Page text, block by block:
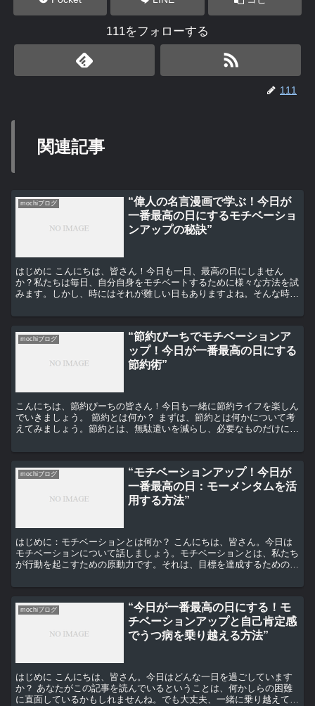
111をフォローする
111
関連記事
mochiブログ
“偉人の名言漫画で学ぶ！今日が
一番最高の日にするモチベーショ
ンアップの秘訣”
はじめに こんにちは、皆さん！今日も一日、最高の日にしません
か？私たちは毎日、自分自身をモチベートするために様々な方法を試
みます。しかし、時にはそれが難しい日もありますよね。そんな時、
mochiブログ
“節約ぴーちでモチベーションア
ップ！今日が一番最高の日にする
節約術”
こんにちは、節約ぴーちの皆さん！今日も一緒に節約ライフを楽しん
でいきましょう。 節約とは何か？ まずは、節約とは何かについて考
えてみましょう。節約とは、無駄遣いを減らし、必要なものだけにお
mochiブログ
“モチベーションアップ！今日が
一番最高の日：モーメンタムを活
用する方法”
はじめに：モチベーションとは何か？ こんにちは、皆さん。今日は
モチベーションについて話しましょう。モチベーションとは、私たち
が行動を起こすための原動力です。それは、目標を達成するための燃
mochiブログ
“今日が一番最高の日にする！モ
チベーションアップと自己肯定感
でうつ病を乗り越える方法”
はじめに こんにちは、皆さん。今日はどんな一日を過ごしています
か？ あなたがこの記事を読んでいるということは、何かしらの困難
に直面しているかもしれませんね。でも大丈夫、一緒に乗り越えてい